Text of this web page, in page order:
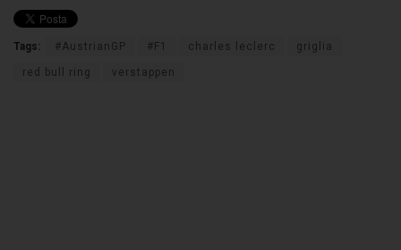
Tags: #AustrianGP #F1 charles leclerc griglia
red bull ring verstappen